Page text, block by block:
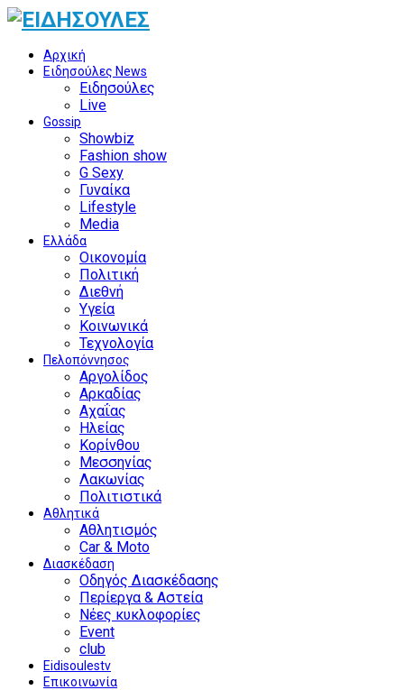
Αρχική
Ειδησούλες News
Ειδησούλες
Live
Gossip
Showbiz
Fashion show
G Sexy
Γυναίκα
Lifestyle
Media
Ελλάδα
Οικονομία
Πολιτική
Διεθνή
Υγεία
Κοινωνικά
Τεχνολογία
Πελοπόννησος
Αργολίδος
Αρκαδίας
Αχαΐας
Ηλείας
Κορίνθου
Μεσσηνίας
Λακωνίας
Πολιτιστικά
Αθλητικά
Αθλητισμός
Car & Moto
Διασκέδαση
Οδηγός Διασκέδασης
Περίεργα & Αστεία
Νέες κυκλοφορίες
Event
club
Eidisoulestv
Επικοινωνία